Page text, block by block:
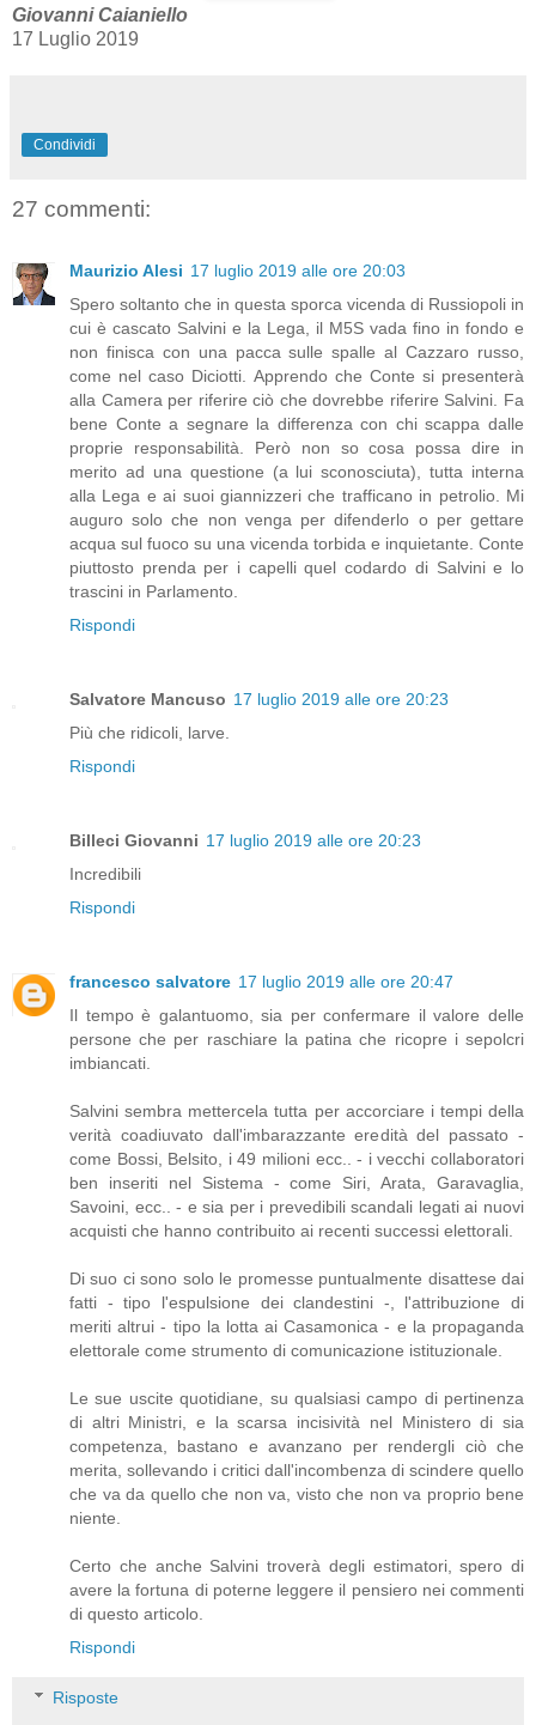
Giovanni Caianiello
17 Luglio 2019
Condividi
27 commenti:
Maurizio Alesi 17 luglio 2019 alle ore 20:03
Spero soltanto che in questa sporca vicenda di Russiopoli in
cui è cascato Salvini e la Lega, il M5S vada fino in fondo e
non finisca con una pacca sulle spalle al Cazzaro russo,
come nel caso Diciotti. Apprendo che Conte si presenterà
alla Camera per riferire ciò che dovrebbe riferire Salvini. Fa
bene Conte a segnare la differenza con chi scappa dalle
proprie responsabilità. Però non so cosa possa dire in
merito ad una questione (a lui sconosciuta), tutta interna
alla Lega e ai suoi giannizzeri che trafficano in petrolio. Mi
auguro solo che non venga per difenderlo o per gettare
acqua sul fuoco su una vicenda torbida e inquietante. Conte
piuttosto prenda per i capelli quel codardo di Salvini e lo
trascini in Parlamento.
Rispondi
Salvatore Mancuso 17 luglio 2019 alle ore 20:23
Più che ridicoli, larve.
Rispondi
Billeci Giovanni 17 luglio 2019 alle ore 20:23
Incredibili
Rispondi
francesco salvatore 17 luglio 2019 alle ore 20:47
Il tempo è galantuomo, sia per confermare il valore delle
persone che per raschiare la patina che ricopre i sepolcri
imbiancati.
Salvini sembra mettercela tutta per accorciare i tempi della
verità coadiuvato dall'imbarazzante eredità del passato -
come Bossi, Belsito, i 49 milioni ecc.. - i vecchi collaboratori
ben inseriti nel Sistema - come Siri, Arata, Garavaglia,
Savoini, ecc.. - e sia per i prevedibili scandali legati ai nuovi
acquisti che hanno contribuito ai recenti successi elettorali.
Di suo ci sono solo le promesse puntualmente disattese dai
fatti - tipo l'espulsione dei clandestini -, l'attribuzione di
meriti altrui - tipo la lotta ai Casamonica - e la propaganda
elettorale come strumento di comunicazione istituzionale.
Le sue uscite quotidiane, su qualsiasi campo di pertinenza
di altri Ministri, e la scarsa incisività nel Ministero di sia
competenza, bastano e avanzano per rendergli ciò che
merita, sollevando i critici dall'incombenza di scindere quello
che va da quello che non va, visto che non va proprio bene
niente.
Certo che anche Salvini troverà degli estimatori, spero di
avere la fortuna di poterne leggere il pensiero nei commenti
di questo articolo.
Rispondi
Risposte